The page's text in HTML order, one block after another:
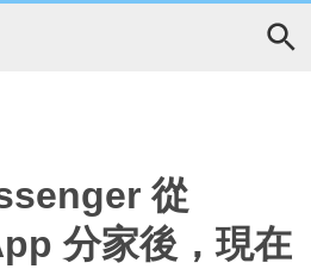
從
分家後，現在